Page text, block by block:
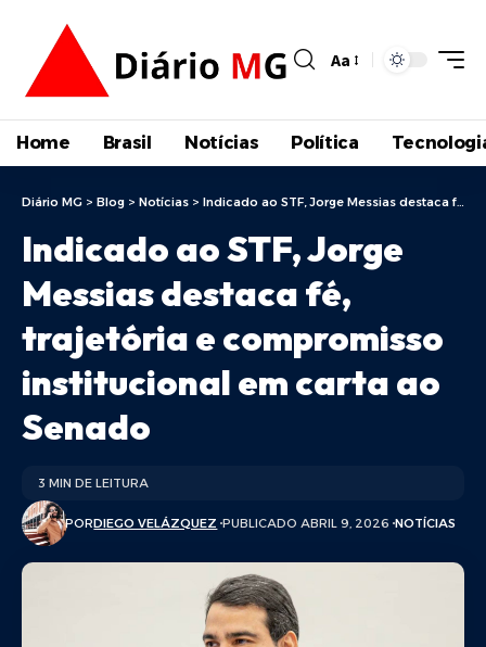
Aa
Home Brasil Notícias Política
Diário MG > Blog > Notícias > Indicado ao STF, Jorge Messias destaca fé, trajetória e compromisso institucional em carta ao Senado
Indicado ao STF, Jorge
Messias destaca fé,
trajetória e compromisso
institucional em carta ao
Senado
PORDIEGO VELÁZQUEZ PUBLICADO ABRIL 9, 2026 NOTÍCIAS
3 MIN DE LEITURA